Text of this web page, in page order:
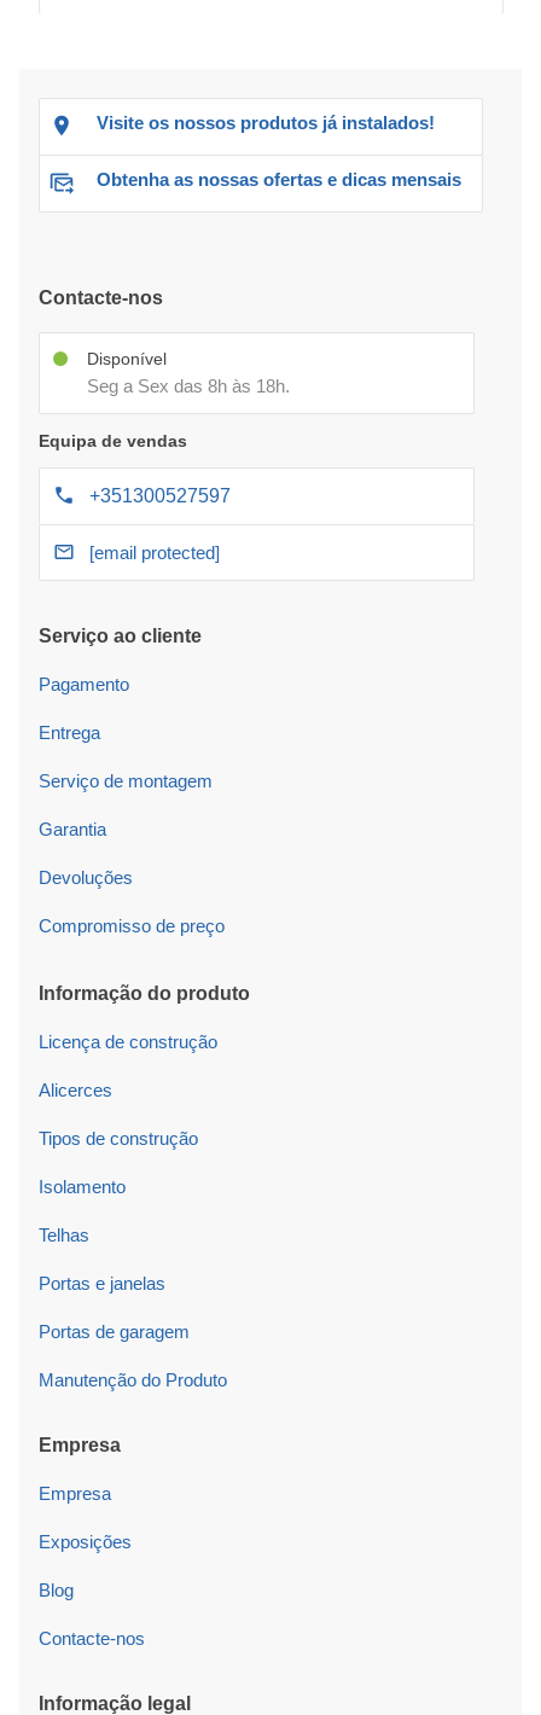
Visite os nossos produtos já instalados!
Obtenha as nossas ofertas e dicas mensais
Contacte-nos
Disponível
Seg a Sex das 8h às 18h.
Equipa de vendas
+351300527597
[email protected]
Serviço ao cliente
Pagamento
Entrega
Serviço de montagem
Garantia
Devoluções
Compromisso de preço
Informação do produto
Licença de construção
Alicerces
Tipos de construção
Isolamento
Telhas
Portas e janelas
Portas de garagem
Manutenção do Produto
Empresa
Empresa
Exposições
Blog
Contacte-nos
Informação legal